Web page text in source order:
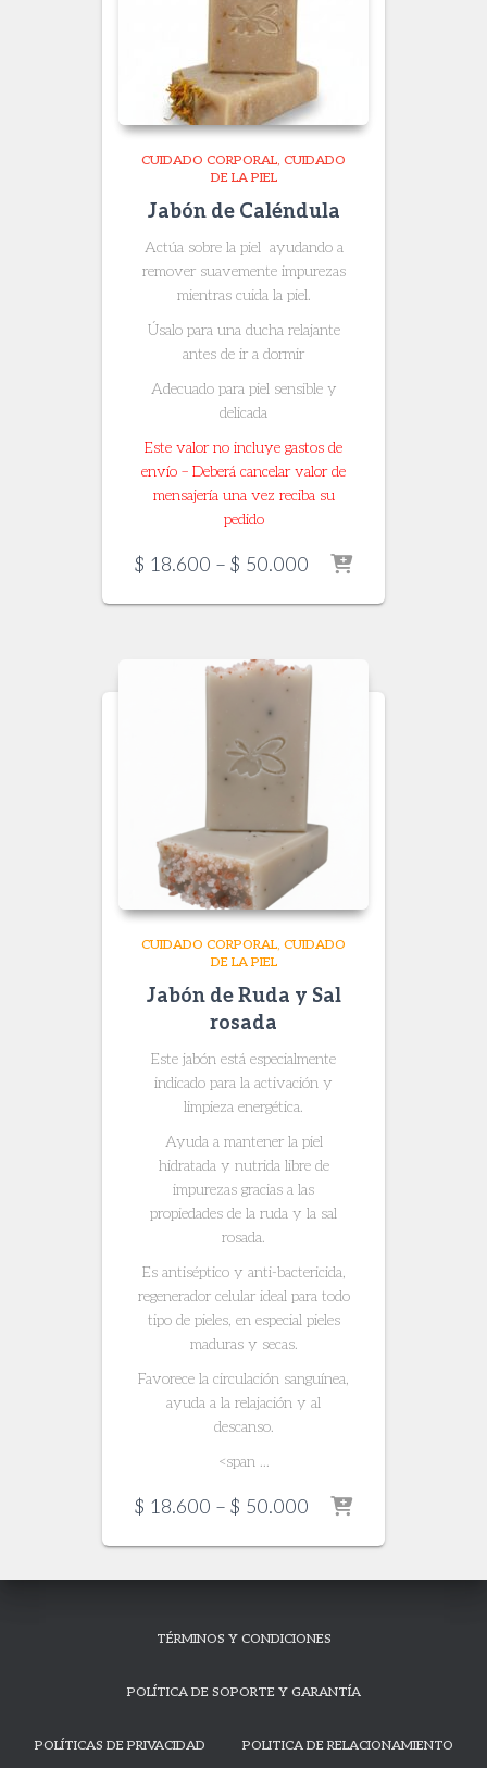
CUIDADO CORPORAL CUIDADO
DE LA PIEL
Jabón de Caléndula
Actúa sobre la piel ayudando a
remover suavemente impurezas
mientras cuida la piel.
Úsalo para una ducha relajante
antes de ir a dormir
Adecuado para piel sensible y
delicada
Este valor no incluye gastos de
envío – Deberá cancelar valor de
mensajería una vez reciba su
pedido
$ 18.600 – $ 50.000 Price
$ 18.600
CUIDADO CORPORAL CUIDADO
DE LA PIEL
Jabón de Ruda y Sal
rosada
Este jabón está especialmente
indicado para la activación y
limpieza energética.
Ayuda a mantener la piel
hidratada y nutrida libre de
impurezas gracias a las
propiedades de la ruda y la sal
rosada.
Es antiséptico y anti-bactericida,
regenerador celular ideal para todo
tipo de pieles, en especial pieles
maduras y secas.
Favorece la circulación sanguínea,
ayuda a la relajación y al
descanso.
<span ...
$ 18.600 – $ 50.000 Price
$ 18.600
through
TÉRMINOS Y CONDICIONES
POLÍTICA DE SOPORTE Y GARANTÍA
POLÍTICAS DE PRIVACIDAD POLITICA DE RELACIONAMIENTO